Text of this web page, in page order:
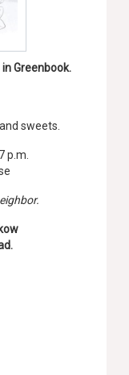
Greenbook.
sweets.
p.m.